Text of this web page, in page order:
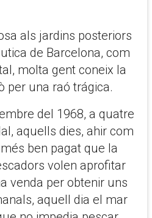
als jardins posteriors
de Barcelona, com
molta gent coneix la
per una raó trágica.
del 1968, a quatre
aquells dies, ahir com
ben pagat que la
volen aprofitar
venda per obtenir uns
aquell dia el mar